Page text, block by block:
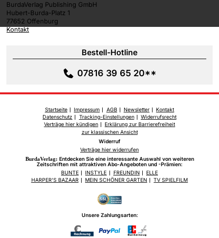
BurdaVerlag Publishing GmbH
Hubert-Burda-Platz 1
77652 Offenburg
Kontakt
Bestell-Hotline
07816 39 65 20**
Startseite Impressum AGB Newsletter
Kontakt
Datenschutz
Tracking-Einstellungen
Widerrufsrecht
Verträge hier kündigen
Erklärung zur Barrierefreiheit
zur klassischen Ansicht
Widerruf
Verträge hier widerrufen
BurdaVerlag: Entdecken Sie eine interessante Auswahl von weiteren
Zeitschriften mit attraktiven Abo-Angeboten und -Prämien:
BUNTE
INSTYLE FREUNDIN
ELLE
HARPER'S BAZAAR
MEIN SCHÖNER GARTEN TV SPIELFILM
Unsere Zahlungsarten: